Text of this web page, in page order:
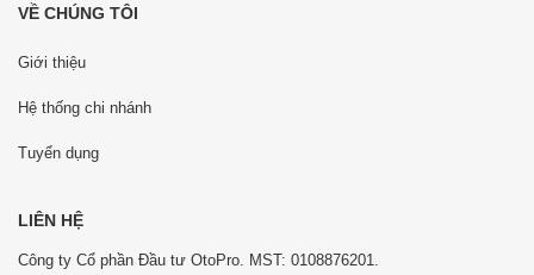
VỀ CHÚNG TÔI
Giới thiệu
Hệ thống chi nhánh
Tuyển dụng
LIÊN HỆ
Công ty Cổ phần Đầu tư OtoPro. MST: 0108876201.